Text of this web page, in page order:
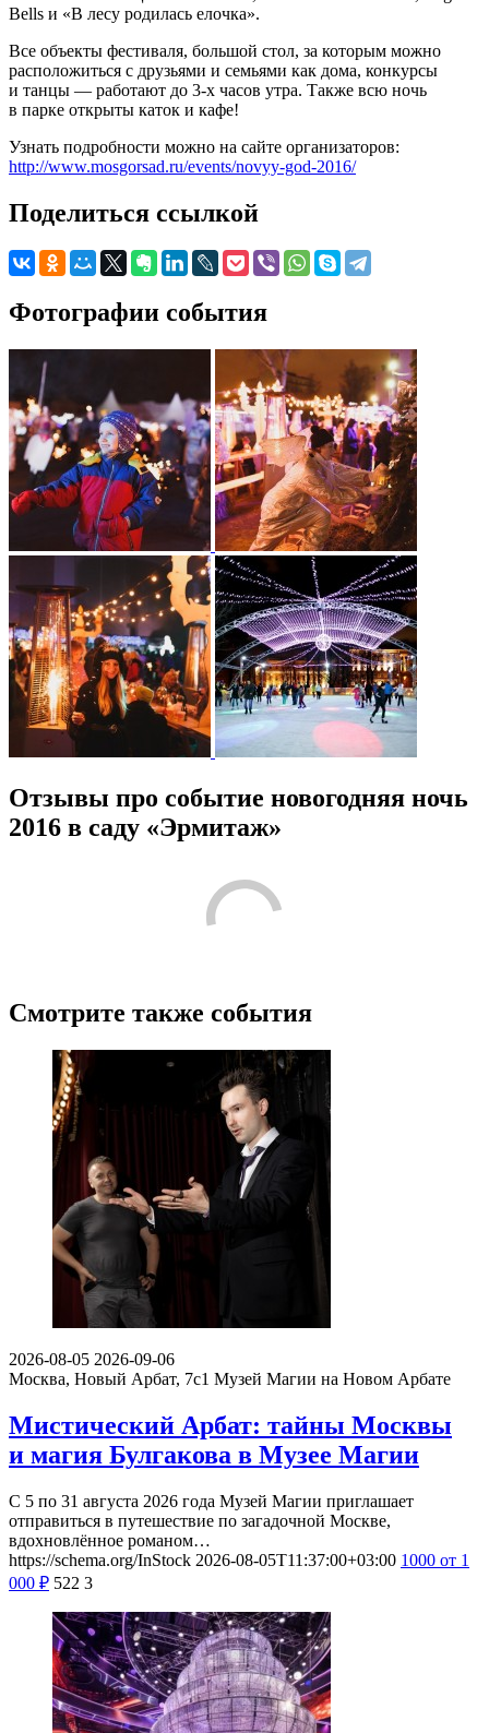
Bells и «В лесу родилась елочка».
Все объекты фестиваля, большой стол, за которым можно
расположиться с друзьями и семьями как дома, конкурсы
и танцы — работают до 3-х часов утра. Также всю ночь
в парке открыты каток и кафе!
Узнать подробности можно на сайте организаторов:
http://www.mosgorsad.ru/events/novyy-god-2016/
Поделиться ссылкой
Фотографии события
Отзывы про событие новогодняя ночь
2016 в саду «Эрмитаж»
Пожалуйста, оставьте подробный отзыв или комментарий,
чтобы другим людям было проще принять решение по поводу
посещения! Расскажите о том, что стоит знать тем, кто только
планирует посещение.
Поделитесь с своими впечатлениями от посещения. Напишите
о том, что вам понравилось, а что нет, что запомнилось, что
показалось интересным или необычным. Если вы ходили с
детьми, расскажите об их впечатлениях.
Будьте корректны, и соблюдайте правила приличия.
Смотрите также события
2026-08-05 2026-09-06